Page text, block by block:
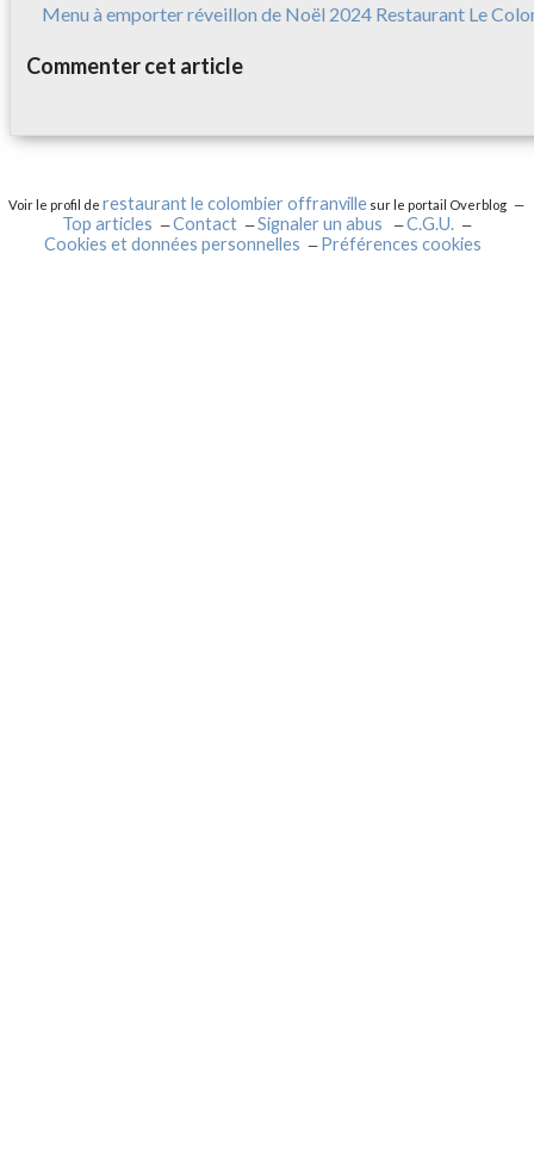
Menu à emporter réveillon de Noël 2024 Restaurant Le
Commenter cet article
Voir le profil derestaurant le colombier offranville sur le portail Overblog
Top articles Contact Signaler un abus
C.G.U.
Cookies et données personnelles
Préférences cookies